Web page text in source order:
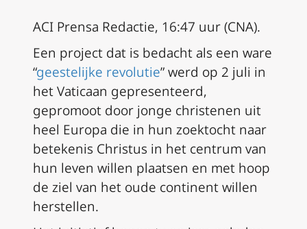
ACI Prensa Redactie, 16:47 uur (CNA).
Een project dat is bedacht als een ware
“geestelijke revolutie” werd op 2 juli in
het Vaticaan gepresenteerd,
gepromoot door jonge christenen uit
heel Europa die in hun zoektocht naar
betekenis Christus in het centrum van
hun leven willen plaatsen en met hoop
de ziel van het oude continent willen
herstellen.